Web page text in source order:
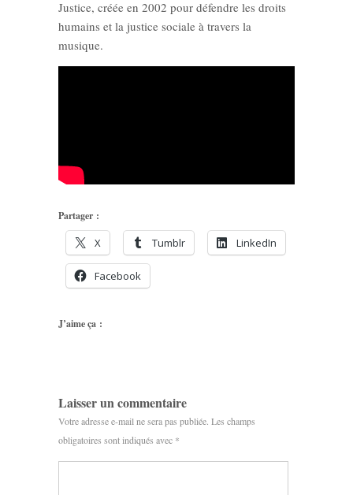
Justice, créée en 2002 pour défendre les droits
humains et la justice sociale à travers la
musique.
Partager :
X Tumblr LinkedIn
Facebook
J’aime ça :
Laisser un commentaire
Votre adresse e-mail ne sera pas publiée. Les champs
obligatoires sont indiqués avec *